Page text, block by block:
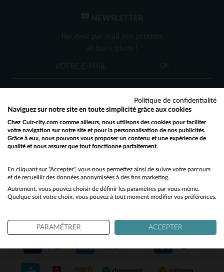
2XL
4XL
NEWSLETTER
Recevez par mail nos promos
et bons plans !
OK
SERVICE CLIENT
Nos conseillers sont à votre écoute
du lundi au vendredi de 10h à 12h30
et de 13h30 à 18h.
NOS PARTENAIRES DE CONFIANCE
Would you like to be redirected to our English site?
No
Yes
Politique de confidentialité
Naviguez sur notre site en toute simplicité grâce aux cookies
Chez Cuir-city.com comme ailleurs, nous utilisons des cookies pour faciliter
votre navigation sur notre site et pour la personnalisation de nos publicités.
Grâce à eux, nous pouvons vous proposer un contenu et une expérience de
qualité et nous assurer que tout fonctionne parfaitement.
En cliquant sur "Accepter", vous nous permettez ainsi de suivre votre parcours
et de recueillir des données anonymisées à des fins marketing.
Autrement, vous pouvez choisir de définir les paramètres par vous-même.
Quelque soit votre choix, vous pouvez à tout moment modifier vos préférences.
PARAMÉTRER ACCEPTER